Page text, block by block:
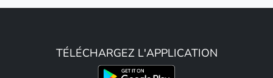
TÉLÉCHARGEZ L'APPLICATION